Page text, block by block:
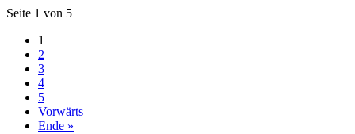
Seite 1 von 5
1
2
3
4
5
Vorwärts
Ende »